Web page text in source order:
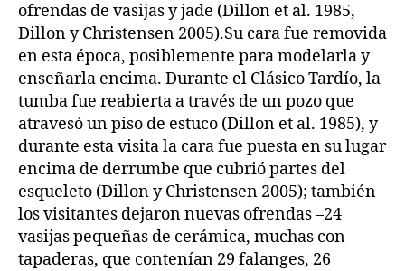
ofrendas de vasijas y jade (Dillon et al. 1985,
Dillon y Christensen 2005).Su cara fue removida
en esta época, posiblemente para modelarla y
enseñarla encima. Durante el Clásico Tardío, la
tumba fue reabierta a través de un pozo que
atravesó un piso de estuco (Dillon et al. 1985), y
durante esta visita la cara fue puesta en su lugar
encima de derrumbe que cubrió partes del
esqueleto (Dillon y Christensen 2005); también
los visitantes dejaron nuevas ofrendas –24
vasijas pequeñas de cerámica, muchas con
tapaderas, que contenían 29 falanges, 26